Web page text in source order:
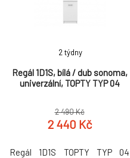
Regál 1D1S, bílá / dub sonoma,
univerzální, TOPTY TYP 04
2 týdny
2 490 Kč
2 440 Kč
Regál 1D1S TOPTY TYP 04